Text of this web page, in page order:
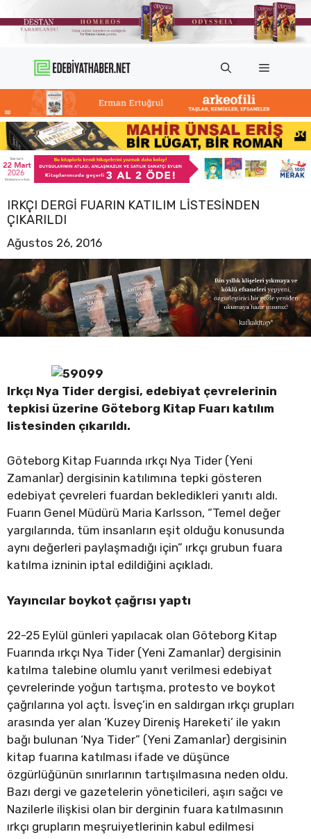
atla
Menü
IRKÇI DERGI FUARIN KATILIM LISTESINDEN
ÇIKARILDI
Ağustos 26, 2016
Irkçı Nya Tider dergisi, edebiyat çevrelerinin
tepkisi üzerine Göteborg Kitap Fuarı katılım
listesinden çıkarıldı.
Göteborg Kitap Fuarında ırkçı Nya Tider (Yeni
Zamanlar) dergisinin katılımına tepki gösteren
edebiyat çevreleri fuardan bekledikleri yanıtı aldı.
Fuarın Genel Müdürü Maria Karlsson, “Temel değer
yargılarında, tüm insanların eşit olduğu konusunda
aynı değerleri paylaşmadığı için” ırkçı grubun fuara
katılma izninin iptal edildiğini açıkladı.
Yayıncılar boykot çağrısı yaptı
22-­25 Eylül günleri yapılacak olan Göteborg Kitap
Fuarında ırkçı Nya Tider (Yeni Zamanlar) dergisinin
katılma talebine olumlu yanıt verilmesi edebiyat
çevrelerinde yoğun tartışma, protesto ve boykot
çağrılarına yol açtı. İsveç’in en saldırgan ırkçı grupları
arasında yer alan ‘Kuzey Direniş Hareketi’ ile yakın
bağı bulunan ‘Nya Tider” (Yeni Zamanlar) dergisinin
kitap fuarına katılması ifade ve düşünce
özgürlüğünün sınırlarının tartışılmasına neden oldu.
Bazı dergi ve gazetelerin yöneticileri, aşırı sağcı ve
Nazilerle ilişkisi olan bir derginin fuara katılmasının
ırkçı grupların meşruiyetlerinin kabul edilmesi